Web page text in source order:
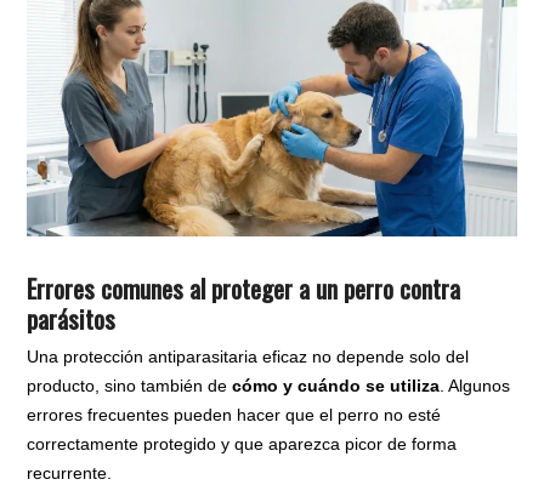
Errores comunes al proteger a un perro contra
parásitos
Una protección antiparasitaria eficaz no depende solo del
producto, sino también decómo y cuándo se utiliza . Algunos
errores frecuentes pueden hacer que el perro no esté
correctamente protegido y que aparezca picor de forma
recurrente.